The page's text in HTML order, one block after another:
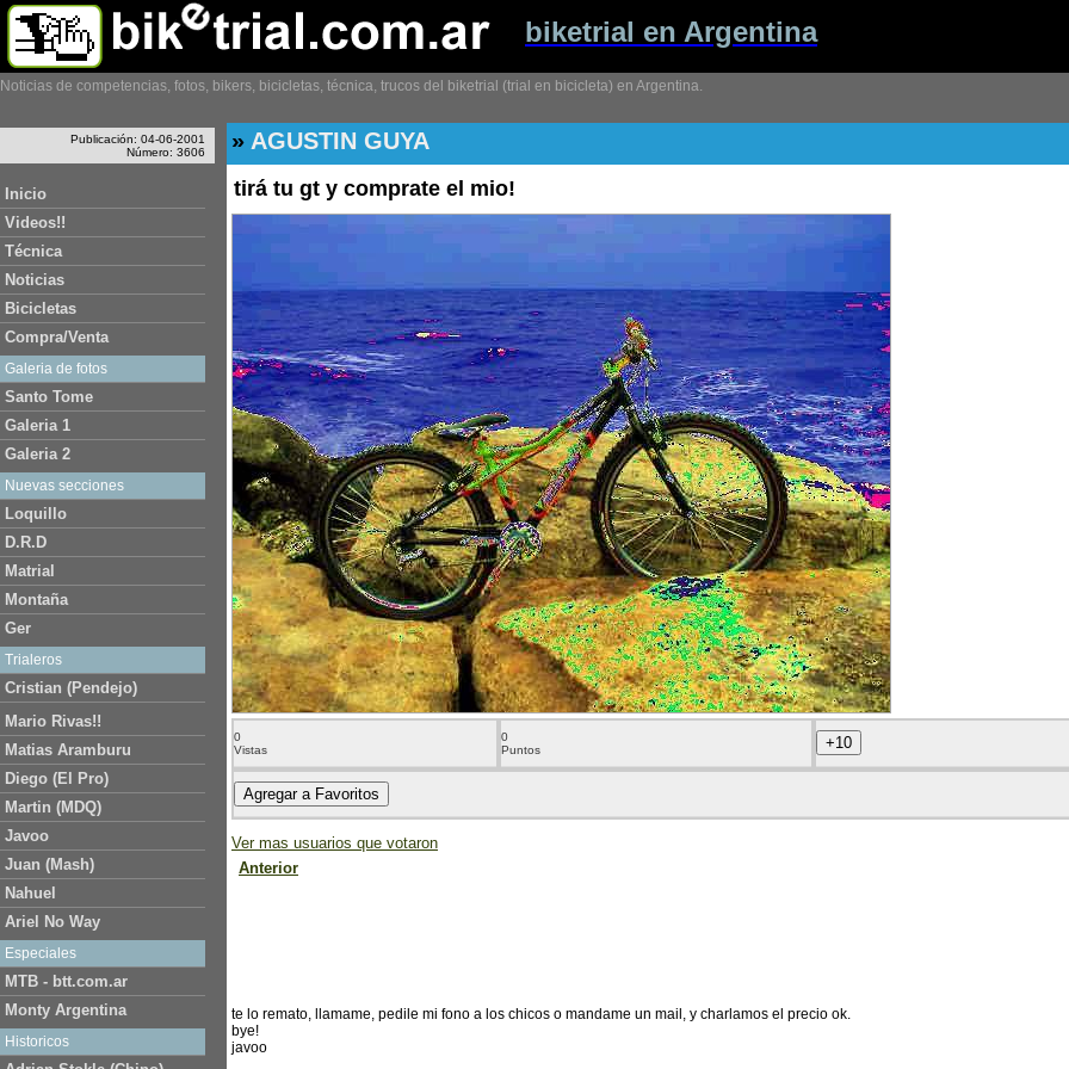
biketrial en Argentina
Noticias de competencias, fotos, bikers, bicicletas, técnica, trucos del biketrial (trial en bicicleta) en Argentina.
Publicación: 04-06-2001
Número: 3606
Inicio
Videos!!
Técnica
Noticias
Bicicletas
Compra/Venta
Galeria de fotos
Santo Tome
Galeria 1
Galeria 2
Nuevas secciones
Loquillo
D.R.D
Matrial
Montaña
Ger
Trialeros
Cristian (Pendejo)
Mario Rivas!!
Matias Aramburu
Diego (El Pro)
Martin (MDQ)
Javoo
Juan (Mash)
Nahuel
Ariel No Way
Especiales
MTB - btt.com.ar
Monty Argentina
Historicos
» AGUSTIN GUYA
tirá tu gt y comprate el mio!
0
Vistas
0
Puntos
Ver mas usuarios que votaron
Anterior
te lo remato, llamame, pedile mi fono a los chicos o mandame un mail, y charlamos el precio ok.
bye!
javoo